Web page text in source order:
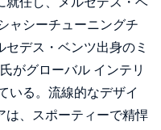
ャシーチューニングチ
デス・ベンツ出身のミ
がグローバル インテリ
いる。流線的なデザイ
は、スポーティーで精悍